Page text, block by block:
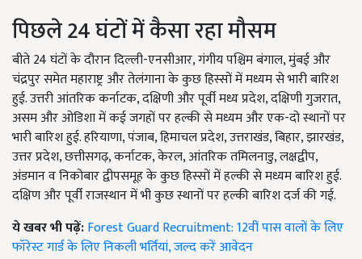
पिछले 24 घंटों में कैसा रहा मौसम
बीते 24 घंटों के दौरान दिल्ली-एनसीआर, गंगीय पश्चिम बंगाल, मुंबई और
चंद्रपुर समेत महाराष्ट्र और तेलंगाना के कुछ हिस्सों में मध्यम से भारी बारिश
हुई. उत्तरी आंतरिक कर्नाटक, दक्षिणी और पूर्वी मध्य प्रदेश, दक्षिणी गुजरात,
असम और ओडिशा में कई जगहों पर हल्की से मध्यम और एक-दो स्थानों पर
भारी बारिश हुई. हरियाणा, पंजाब, हिमाचल प्रदेश, उत्तराखंड, बिहार, झारखंड,
उत्तर प्रदेश, छत्तीसगढ़, कर्नाटक, केरल, आंतरिक तमिलनाडु, लक्षद्वीप,
अंडमान व निकोबार द्वीपसमूह के कुछ हिस्सों में हल्की से मध्यम बारिश हुई.
दक्षिण और पूर्वी राजस्थान में भी कुछ स्थानों पर हल्की बारिश दर्ज की गई.
ये खबर भी पढ़ें:Forest Guard Recruitment: 12वीं पास वालों के लिए
फॉरेस्ट गार्ड के लिए निकली भर्तियां, जल्द करें आवेदन